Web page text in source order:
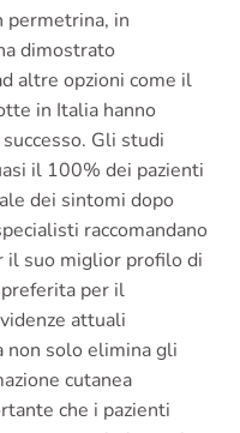
permetrina, in
dimostrato
altre opzioni come il
in Italia hanno
Gli studi
il 100% dei pazienti
dei sintomi dopo
raccomandano
il suo miglior profilo di
per il
attuali
non solo elimina gli
cutanea
che i pazienti